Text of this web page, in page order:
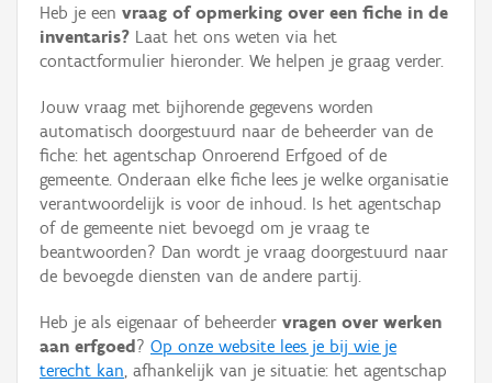
Erfgoedobject
Aanduidingsobject
Waarneming
Thema
Gebeurtenis
Persoon of collectief
Hergebruik
Heb je een vraag of opmerking over een fiche in de
inventaris? Laat het ons weten via het
contactformulier hieronder. We helpen je graag verder.
Jouw vraag met bijhorende gegevens worden
automatisch doorgestuurd naar de beheerder van de
fiche: het agentschap Onroerend Erfgoed of de
gemeente. Onderaan elke fiche lees je welke organisatie
verantwoordelijk is voor de inhoud. Is het agentschap
of de gemeente niet bevoegd om je vraag te
beantwoorden? Dan wordt je vraag doorgestuurd naar
de bevoegde diensten van de andere partij.
Heb je als eigenaar of beheerder vragen over werken
aan erfgoed ? Op onze website lees je bij wie je
terecht kan, afhankelijk van je situatie: het agentschap